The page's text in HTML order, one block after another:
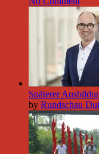
Späterer
by Rundschau